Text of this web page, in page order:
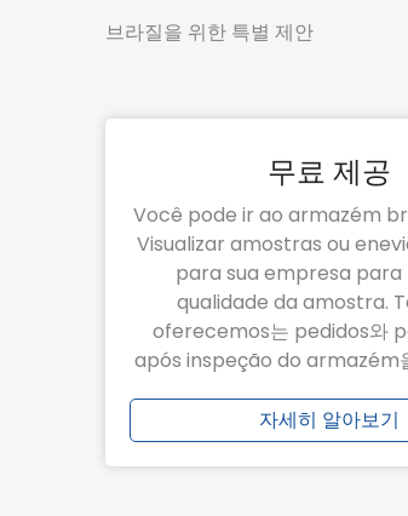
브라질을 위한 특별 제안
무료 제공
Você pode ir ao armazém
Visualizar amostras ou
para sua empresa
qualidade da amostra.
oferecemos는 pedidos와
após inspeção do armazém
자세히 알아보기